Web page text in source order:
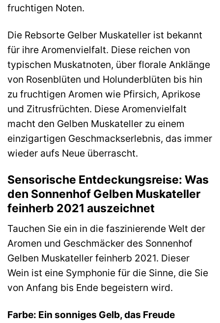
fruchtigen Noten.
Die Rebsorte Gelber Muskateller ist bekannt
für ihre Aromenvielfalt. Diese reichen von
typischen Muskatnoten, über florale Anklänge
von Rosenblüten und Holunderblüten bis hin
zu fruchtigen Aromen wie Pfirsich, Aprikose
und Zitrusfrüchten. Diese Aromenvielfalt
macht den Gelben Muskateller zu einem
einzigartigen Geschmackserlebnis, das immer
wieder aufs Neue überrascht.
Sensorische Entdeckungsreise: Was
den Sonnenhof Gelben Muskateller
feinherb 2021 auszeichnet
Tauchen Sie ein in die faszinierende Welt der
Aromen und Geschmäcker des Sonnenhof
Gelben Muskateller feinherb 2021. Dieser
Wein ist eine Symphonie für die Sinne, die Sie
von Anfang bis Ende begeistern wird.
Farbe: Ein sonniges Gelb, das Freude